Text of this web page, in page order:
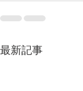
最新記事